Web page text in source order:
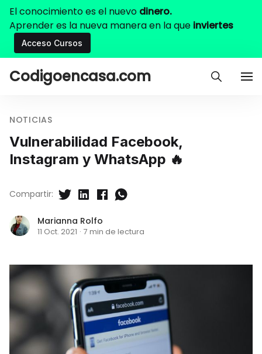
El conocimiento es el nuevo dinero.
Aprender es la nueva manera en la que inviertes
Acceso Cursos
Codigoencasa.com
NOTICIAS
Vulnerabilidad Facebook,
Instagram y WhatsApp 🔥
Marianna Rolfo
11 Oct. 2021 · 7 min de lectura
Compartir: